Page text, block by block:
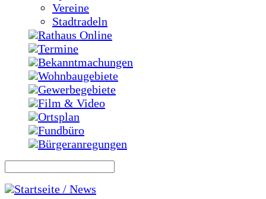
Vereine
Stadtradeln
Rathaus Online
Termine
Bekanntmachungen
Wohnbaugebiete
Gewerbegebiete
Film & Video
Ortsplan
Fundbüro
Bürgeranregungen
Startseite / News